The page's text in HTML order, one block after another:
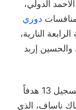
جابر الأحمد الدولي،
دوري
النارية،
والحسين إربد
وعجز هجوم الكويت المنتشي مؤخراً بتسجيل 13 هدفاً
شباك ناساف، الذي